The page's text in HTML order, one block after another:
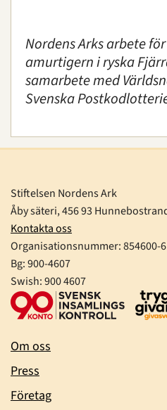
Nordens Arks arbete
amurtigern i ryska
samarbete med
Svenska
Stiftelsen Nordens Ark
Åby säteri, 456 93
Kontakta oss
Organisationsnummer:854600-
Bg: 900-4607
Swish: 900 4607
Om oss
Press
Företag